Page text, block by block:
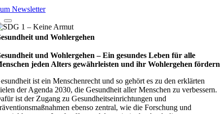
Newsletter
und Wohlergehen
und Wohlergehen – Ein gesundes Leben für alle
jeden Alters gewährleisten und ihr Wohlergehen fördern
ist ein Menschenrecht und so gehört es zu den erklärten
der Agenda 2030, die Gesundheit aller Menschen zu verbessern.
ist der Zugang zu Gesundheitseinrichtungen und
ebenso zentral, wie die Forschung und